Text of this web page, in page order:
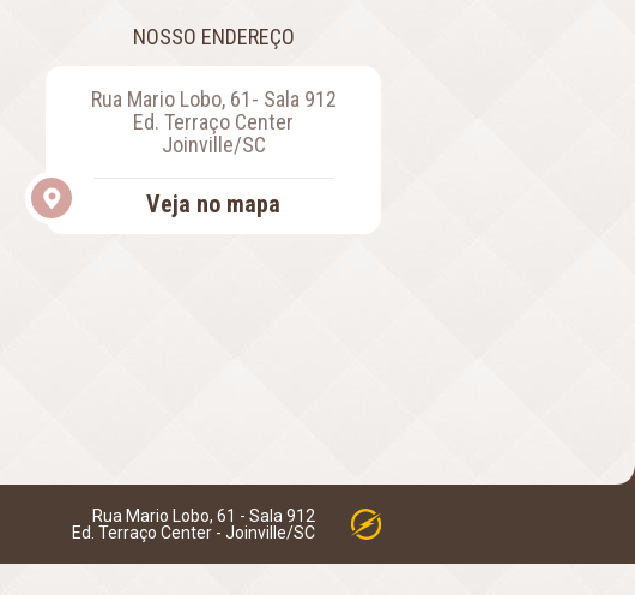
NOSSO ENDEREÇO
Rua Mario Lobo, 61- Sala 912
Ed. Terraço Center
Joinville/SC
Veja no mapa
Rua Mario Lobo, 61 - Sala 912
Ed. Terraço Center - Joinville/SC